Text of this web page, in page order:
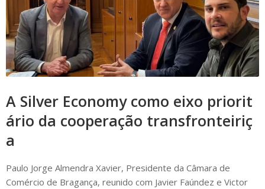
A Silver Economy como eixo priorit
ário da cooperação transfronteiriç
a
Paulo Jorge Almendra Xavier, Presidente da Câmara de
Comércio de Bragança, reunido com Javier Faúndez e Victor